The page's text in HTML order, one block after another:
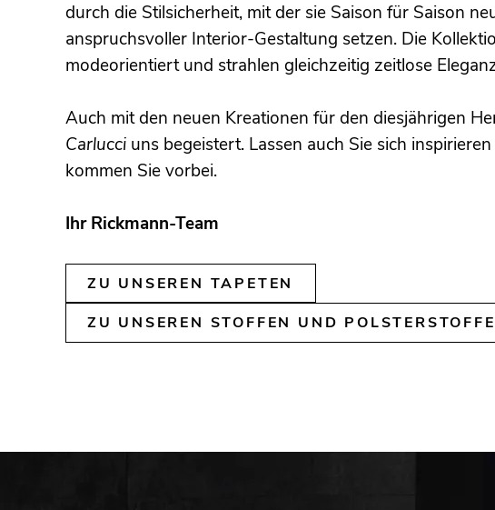
durch die Stilsicherheit, mit der sie Saison für Saison
anspruchsvoller Interior-Gestaltung setzen. Die
modeorientiert und strahlen gleichzeitig zeitlose
Auch mit den neuen Kreationen für den diesjährigen
Carlucciuns begeistert. Lassen auch Sie sich
kommen Sie vorbei.
Ihr Rickmann-Team
ZU UNSEREN TAPETEN
ZU UNSEREN STOFFEN UND